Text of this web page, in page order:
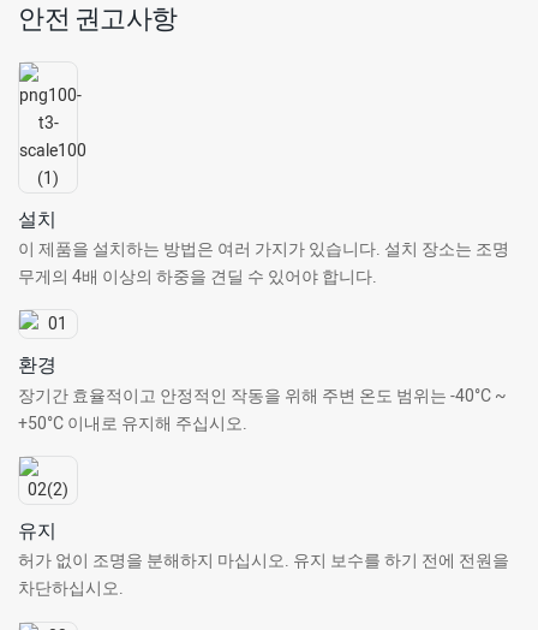
안전 권고사항
설치
이 제품을 설치하는 방법은 여러 가지가 있습니다. 설치 장소는 조명
무게의 4배 이상의 하중을 견딜 수 있어야 합니다.
환경
장기간 효율적이고 안정적인 작동을 위해 주변 온도 범위는 -40°C ~
+50°C 이내로 유지해 주십시오.
유지
허가 없이 조명을 분해하지 마십시오. 유지 보수를 하기 전에 전원을
차단하십시오.